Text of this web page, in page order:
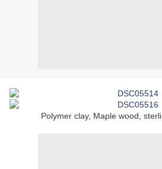
Polymer clay, Maple wood,